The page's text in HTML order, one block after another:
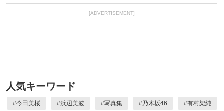
[ADVERTISEMENT]
人気キーワード
#今田美桜 #浜辺美波 #写真集 #乃木坂46 #有村架純